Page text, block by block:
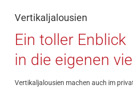
Vertikaljalousien
Ein toller Enblick
in die eigenen
Vertikaljalousien machen auch im